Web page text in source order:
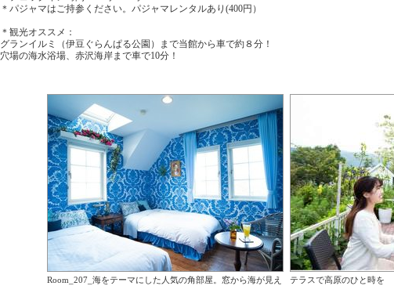
＊パジャマはご持参ください。パジャマレンタルあり(400円）
＊観光オススメ：
グランイルミ（伊豆ぐらんぱる公園）まで当館から車で約８分！
穴場の海水浴場、赤沢海岸まで車で10分！
Room_207_海をテーマにした人気の角部屋。窓から海が見え
テラスで高原のひと時を